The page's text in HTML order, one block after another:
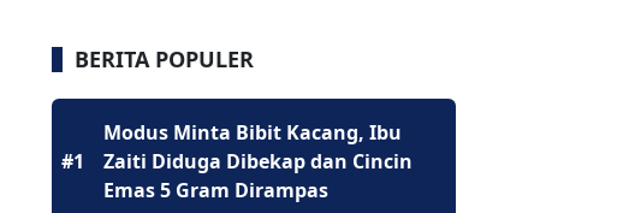
BERITA POPULER
#1
Modus Minta Bibit Kacang, Ibu
Zaiti Diduga Dibekap dan Cincin
Emas 5 Gram Dirampas